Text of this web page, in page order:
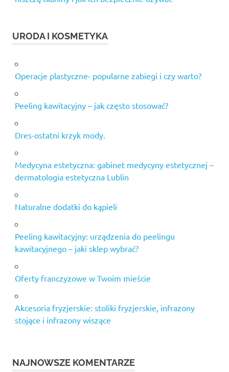
URODA I KOSMETYKA
Operacje plastyczne- popularne zabiegi i czy warto?
Peeling kawitacyjny – jak często stosować?
Dres-ostatni krzyk mody.
Medycyna estetyczna: gabinet medycyny estetycznej –
dermatologia estetyczna Lublin
Naturalne dodatki do kąpieli
Peeling kawitacyjny: urządzenia do peelingu
kawitacyjnego – jaki sklep wybrać?
Oferty franczyzowe w Twoim mieście
Akcesoria fryzjerskie: stoliki fryzjerskie, infrazony
stojące i infrazony wiszące
NAJNOWSZE KOMENTARZE